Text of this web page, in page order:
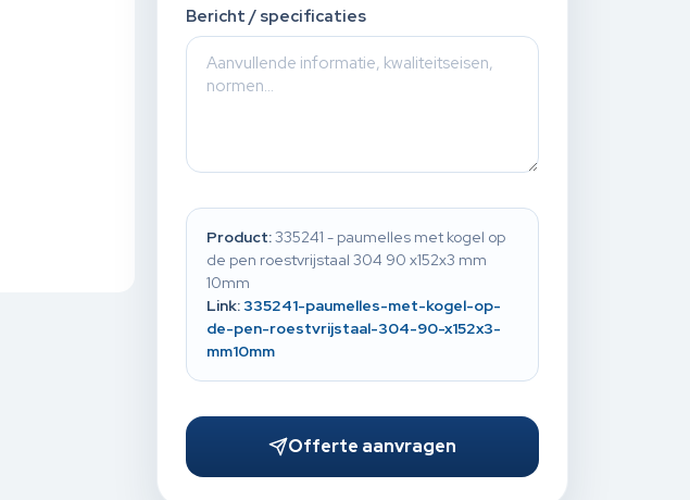
Bericht / specificaties
Product:335241 - paumelles met kogel op
de pen roestvrijstaal 304 90 x152x3 mm
10mm
Link: 335241-paumelles-met-kogel-op-
de-pen-roestvrijstaal-304-90-x152x3-
mm10mm
Offerte aanvragen